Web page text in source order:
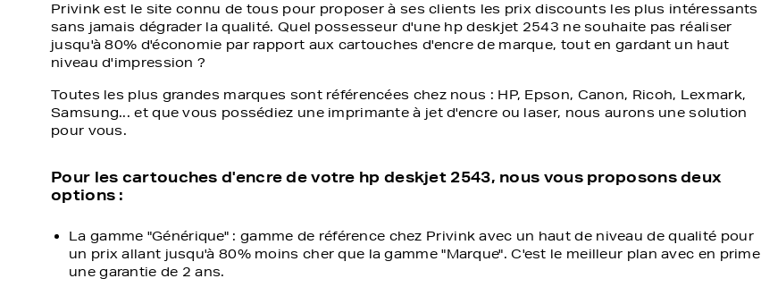
Privink est le site connu de tous pour proposer à ses clients les prix discounts les plus intéressants
sans jamais dégrader la qualité. Quel possesseur d'une hp deskjet 2543 ne souhaite pas réaliser
jusqu'à 80% d'économie par rapport aux cartouches d'encre de marque, tout en gardant un haut
niveau d'impression ?
Toutes les plus grandes marques sont référencées chez nous : HP, Epson, Canon, Ricoh, Lexmark,
Samsung... et que vous possédiez une imprimante à jet d'encre ou laser, nous aurons une solution
pour vous.
Pour les cartouches d'encre de votre hp deskjet 2543, nous vous proposons deux
options :
La gamme "Générique" : gamme de référence chez Privink avec un haut de niveau de qualité pour
un prix allant jusqu'à 80% moins cher que la gamme "Marque". C'est le meilleur plan avec en prime
une garantie de 2 ans.